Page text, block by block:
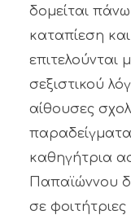
δομείται
καταπίεση
σεξιστικού
αίθουσες
καθηγήτρια
Παπαϊώννου
σε